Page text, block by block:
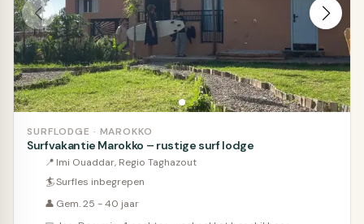
SURFLODGE · MAROKKO
Surfvakantie Marokko – rustige surf lodge
📍 Imi Ouaddar, Regio Taghazout
🏄Surfles inbegrepen
👤 Gem. 25 - 40 jaar